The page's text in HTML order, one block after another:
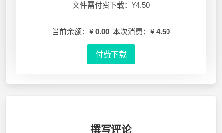
文件需付费下载：¥4.50
当前余额：¥ 0.00 本次消费：¥ 4.50
付费下载
撰写评论